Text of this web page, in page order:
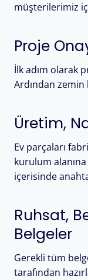
müşterilerimiz
Proje
İlk adım olarak
Ardından zemin
Üretim,
Ev parçaları
kurulum
içerisinde
Ruhsat,
Belgeler
Gerekli tüm
tarafından